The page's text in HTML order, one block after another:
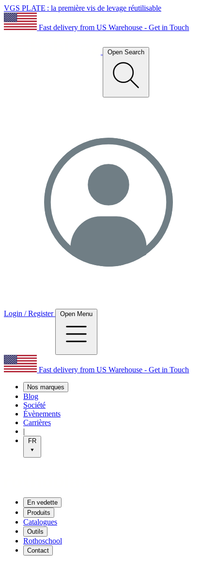
VGS PLATE : la première vis de levage réutilisable
Fast delivery from US Warehouse - Get in Touch
Open Search
Login / Register Open Menu
Fast delivery from US Warehouse - Get in Touch
Nos marques
Blog
Société
Évènements
Carrières
|
FR
En vedette
Produits
Catalogues
Outils
Rothoschool
Contact